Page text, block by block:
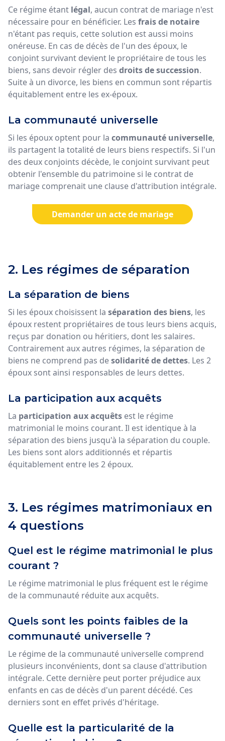
Ce régime étant légal, aucun contrat de mariage n'est
nécessaire pour en bénéficier. Les frais de notaire
n'étant pas requis, cette solution est aussi moins
onéreuse. En cas de décès de l'un des époux, le
conjoint survivant devient le propriétaire de tous les
biens, sans devoir régler des droits de succession.
Suite à un divorce, les biens en commun sont répartis
équitablement entre les ex-époux.
La communauté universelle
Si les époux optent pour la communauté universelle,
ils partagent la totalité de leurs biens respectifs. Si l'un
des deux conjoints décède, le conjoint survivant peut
obtenir l'ensemble du patrimoine si le contrat de
mariage comprenait une clause d'attribution intégrale.
Demander un acte de mariage
2. Les régimes de séparation
La séparation de biens
Si les époux choisissent la séparation des biens, les
époux restent propriétaires de tous leurs biens acquis,
reçus par donation ou héritiers, dont les salaires.
Contrairement aux autres régimes, la séparation de
biens ne comprend pas desolidarité de dettes. Les 2
époux sont ainsi responsables de leurs dettes.
La participation aux acquêts
La participation aux acquêts est le régime
matrimonial le moins courant. Il est identique à la
séparation des biens jusqu'à la séparation du couple.
Les biens sont alors additionnés et répartis
équitablement entre les 2 époux.
3. Les régimes matrimoniaux en
4 questions
Quel est le régime matrimonial le plus
courant ?
Le régime matrimonial le plus fréquent est le régime
de la communauté réduite aux acquêts.
Quels sont les points faibles de la
communauté universelle ?
Le régime de la communauté universelle comprend
plusieurs inconvénients, dont sa clause d'attribution
intégrale. Cette dernière peut porter préjudice aux
enfants en cas de décès d'un parent décédé. Ces
derniers sont en effet privés d'héritage.
Quelle est la particularité de la